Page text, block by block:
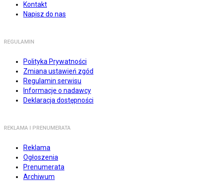
Kontakt
Napisz do nas
REGULAMIN
Polityka Prywatności
Zmiana ustawień zgód
Regulamin serwisu
Informacje o nadawcy
Deklaracja dostępności
REKLAMA I PRENUMERATA
Reklama
Ogłoszenia
Prenumerata
Archiwum